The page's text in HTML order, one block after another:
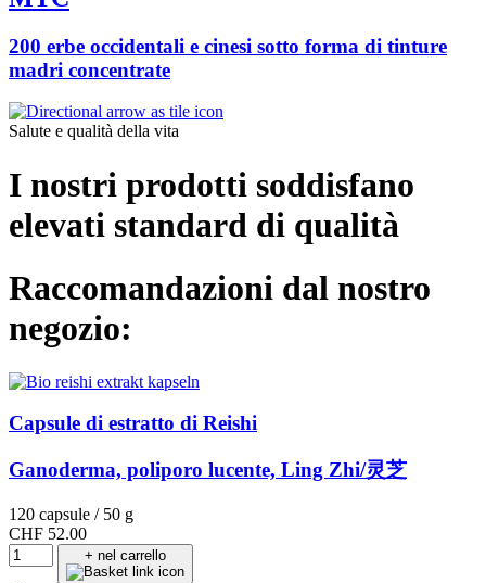
200 erbe occidentali e cinesi sotto forma di tinture
madri concentrate
Salute e qualità della vita
I nostri prodotti soddisfano
elevati standard di qualità
Raccomandazioni dal nostro
negozio:
Capsule di estratto di Reishi
Ganoderma, poliporo lucente, Ling Zhi/灵芝
120 capsule / 50 g
CHF 52.00
+ nel carrello